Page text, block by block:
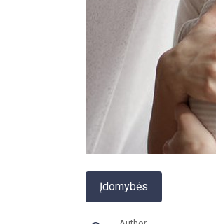
Įdomybės